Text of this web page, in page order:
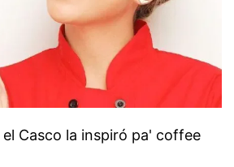
Casco la inspiró pa' coffee